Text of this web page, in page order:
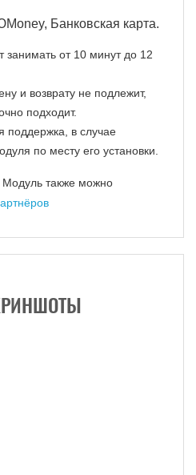
Банковская карта.
занимать от 10 минут до 12
и возврату не подлежит,
подходит.
поддержка, в случае
по месту его установки.
Модуль также можно